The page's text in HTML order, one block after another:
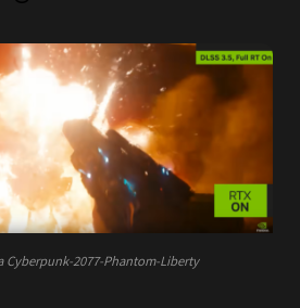
Cyberpunk-2077-Phantom-Liberty